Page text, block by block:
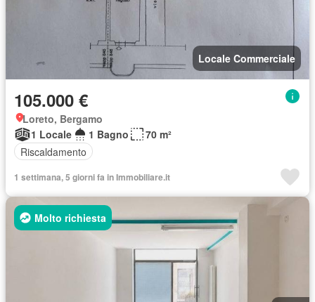
Locale Commerciale
105.000 €
Loreto, Bergamo
1 Locale
1 Bagno
70 m²
Riscaldamento
1 settimana, 5 giorni fa in Immobiliare.it
Molto richiesta